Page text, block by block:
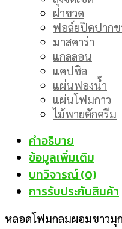
ฝาขวด
ฟอล์ยปิดปากข
มาสคาร่า
แกลลอน
แคปซิล
แผ่นฟองน้ำ
แผ่นโฟมกาว
ไม้พายตักครีม
คำอธิบาย
ข้อมูลเพิ่มเติม
บทวิจารณ์ (0)
การรับประกันสินค้า
หลอดโฟมกลมผอมขาวมุ